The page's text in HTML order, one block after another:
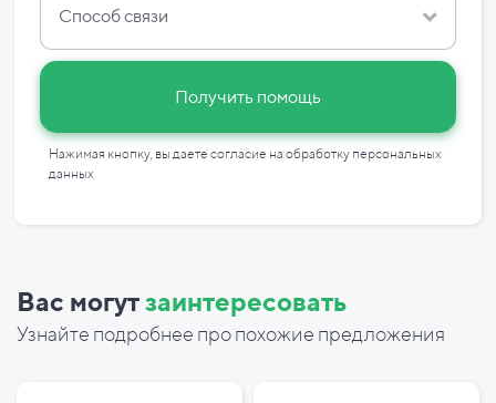
Способ связи
Получить помощь
Нажимая кнопку, вы даете согласие на обработку персональных
данных
Вас могутзаинтересовать
Узнайте подробнее про похожие предложения